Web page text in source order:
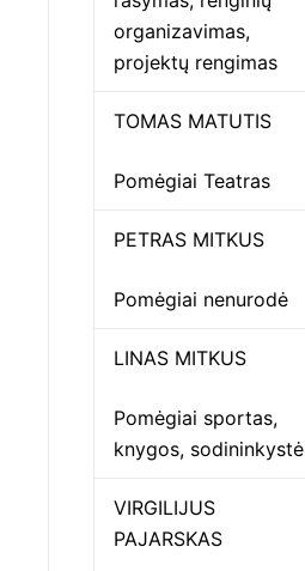
organizavimas,
projektų rengimas
TOMAS MATUTIS
Pomėgiai Teatras
PETRAS MITKUS
Pomėgiai nenurodė
LINAS MITKUS
Pomėgiai sportas,
knygos, sodininkystė
VIRGILIJUS
PAJARSKAS